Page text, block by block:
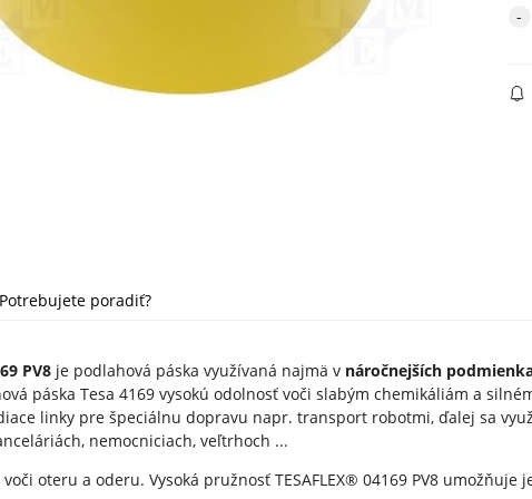
poradiť?
PV8je podlahová páska využívaná najmä v náročnejších
páska Tesa 4169 vysokú odolnosť voči slabým chemikáliám a
linky pre špeciálnu dopravu napr. transport robotmi, ďalej sa
nemocniciach, veľtrhoch ...
oteru a oderu. Vysoká pružnosť TESAFLEX® 04169 PV8 umožňuje